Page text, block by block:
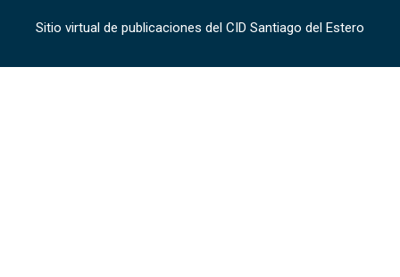
Sitio virtual de publicaciones del CID Santiago del Estero